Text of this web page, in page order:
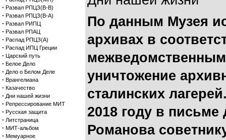
· Развал РПЦЗ(В-В)
· Развал РПЦЗ(В-А)
· Развал РИПЦ
· Развал РПАЦ
· Распад РПЦЗ(А)
· Распад ИПЦ Греции
· Царский путь
· Белое Дело
· Дело о Белом Деле
· Врангелиана
· Казачество
· Дни нашей жизни
· Репрессирование МИТ
· Русская защита
· Литстраница
· МИТ-альбом
· Мемуарное
По данным Музея
архивах в
межведомственным
уничтожение
сталинских
2018 году в
Романова